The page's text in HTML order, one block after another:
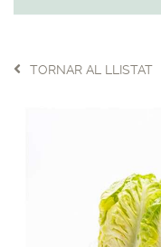
TORNAR AL LLISTAT